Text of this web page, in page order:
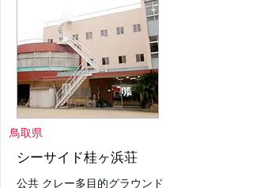
鳥取県
シーサイド桂ヶ浜荘
公共 クレー多目的グラウンド